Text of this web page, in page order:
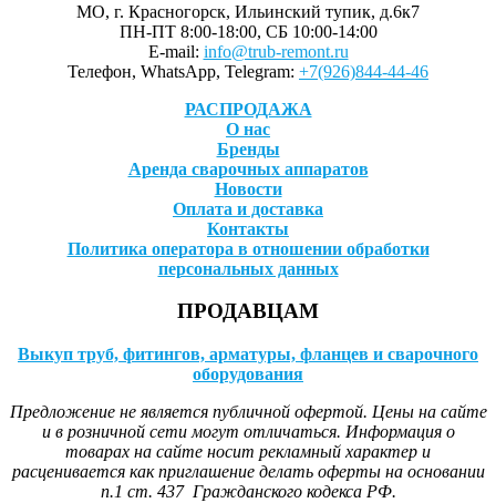
МО, г. Красногорск, Ильинский тупик, д.6к7
ПН-ПТ 8:00-18:00, СБ 10:00-14:00
E-mail: info@trub-remont.ru
Телефон, WhatsApp, Telegram: +7(926)844-44-46
РАСПРОДАЖА
О нас
Бренды
Аренда сварочных аппаратов
Новости
Оплата и доставка
Контакты
Политика оператора в отношении обработки
персональных данных
ПРОДАВЦАМ
Выкуп труб, фитингов, арматуры, фланцев и сварочного
оборудования
Предложение не является публичной офертой. Цены на сайте
и в розничной сети могут отличаться. Информация о
товарах на сайте носит рекламный характер и
расценивается как приглашение делать оферты на основании
п.1 ст. 437 Гражданского кодекса РФ.